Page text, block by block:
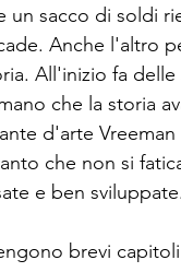
sacco di soldi
Anche l'altro
All'inizio fa delle
che la storia
d'arte Vreeman
che non si
e ben sviluppate.
brevi